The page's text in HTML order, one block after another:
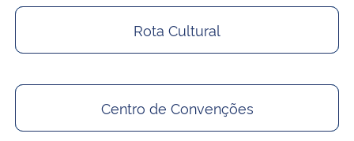
Rota Cultural
Centro de Convenções